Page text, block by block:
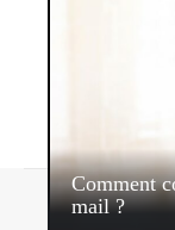
Comment
mail ?Contact